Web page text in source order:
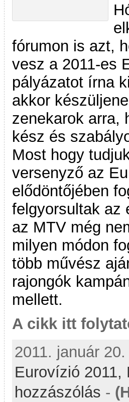
fórumon is azt,
vesz a 2011-es
pályázatot írna
akkor
zenekarok arra,
kész és
Most hogy
versenyző az
elődöntőjében
felgyorsultak az
az MTV még
milyen módon
több művész
rajongók
mellett.
A cikk itt
2011. január
Eurovízió 2011,
hozzászólás -